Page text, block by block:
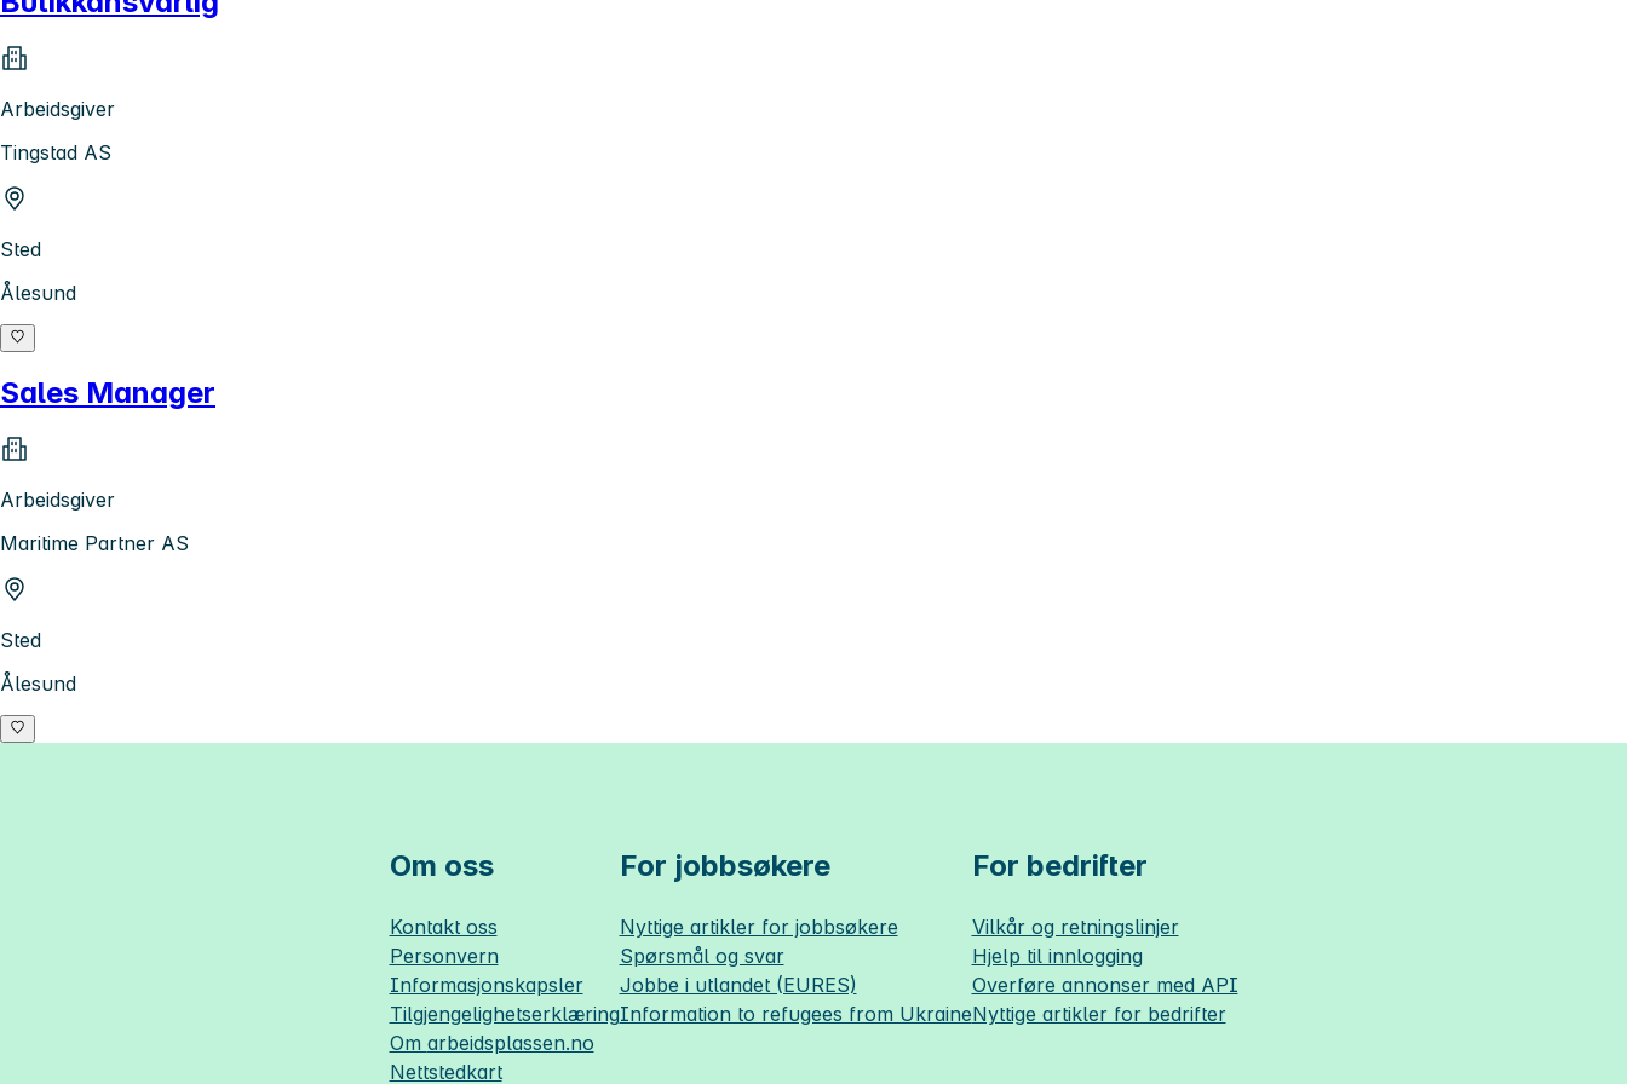
Arbeidsgiver
Tingstad AS
Sted
Ålesund
Sales Manager
Arbeidsgiver
Maritime Partner AS
Sted
Ålesund
Om oss
Kontakt oss
Personvern
Informasjonskapsler
Tilgjengelighetserklæring
Om arbeidsplassen.no
Nettstedkart
For jobbsøkere
Nyttige artikler for jobbsøkere
Spørsmål og svar
Jobbe i utlandet (EURES)
Information to refugees from Ukraine
For bedrifter
Vilkår og retningslinjer
Hjelp til innlogging
Overføre annonser med API
Nyttige artikler for bedrifter